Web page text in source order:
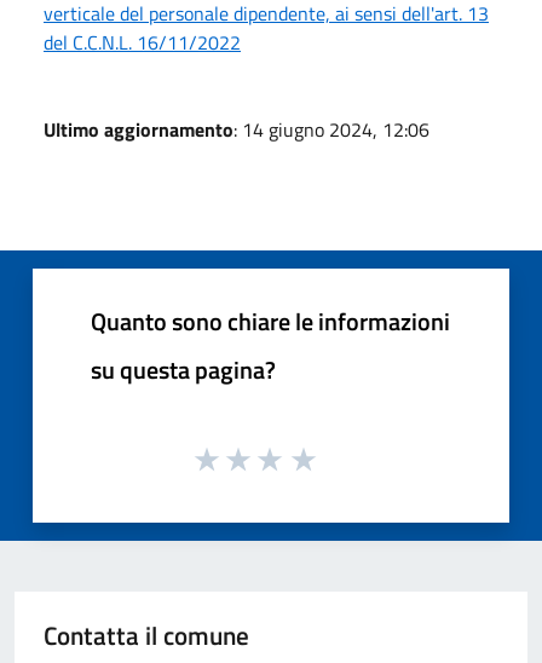
verticale del personale dipendente, ai sensi dell'art. 13
del C.C.N.L. 16/11/2022
Ultimo aggiornamento: 14 giugno 2024, 12:06
Quanto sono chiare le informazioni
su questa pagina?
Contatta il comune